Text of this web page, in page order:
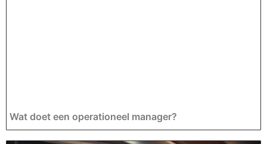
Wat doet een operationeel manager?